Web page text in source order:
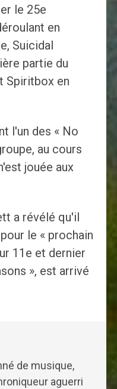
le 25e
en
Suicidal
partie du
Spiritbox en
l'un des « No
au cours
jouée aux
a révélé qu'il
le « prochain
11e et dernier
», est arrivé
de musique,
aguerri